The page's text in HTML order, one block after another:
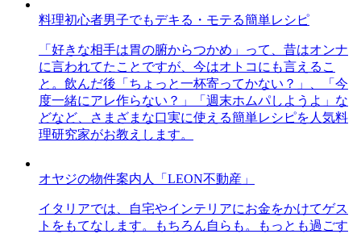
料理初心者男子でもデキる・モテる簡単レシピ
「好きな相手は胃の腑からつかめ」って、昔はオンナ
に言われてたことですが、今はオトコにも言えるこ
と。飲んだ後「ちょっと一杯寄ってかない？」、「今
度一緒にアレ作らない？」「週末ホムパしようよ」な
どなど、さまざまな口実に使える簡単レシピを人気料
理研究家がお教えします。
オヤジの物件案内人「LEON不動産」
イタリアでは、自宅やインテリアにお金をかけてゲス
トをもてなします。もちろん自らも。もっとも過ごす